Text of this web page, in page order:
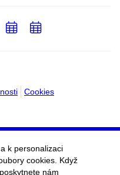
Cookies
PřidatPřidat
k personalizaci
cookies. Když
nám